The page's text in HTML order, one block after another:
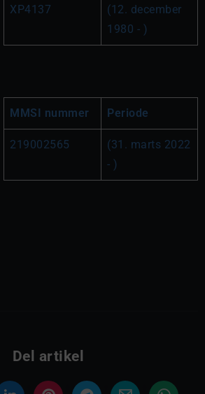
XP4137
(12. december
1980 - )
MMSI nummer Periode
219002565
(31. marts 2022
- )
Del artikel